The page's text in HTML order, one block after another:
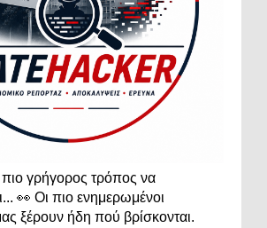
γρήγορος τρόπος να
👀 Οι πιο ενημερωμένοι
ξέρουν ήδη πού βρίσκονται.